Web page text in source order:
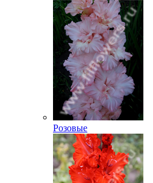
Розовые